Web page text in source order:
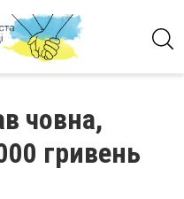
човна,
гривень